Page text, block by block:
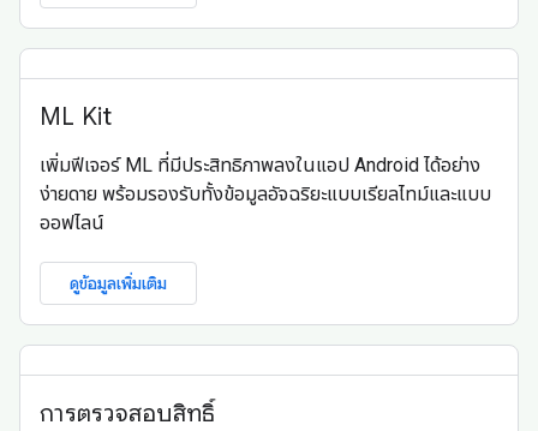
ML Kit
เพิ่มฟีเจอร์ ML ที่มีประสิทธิภาพลงในแอป Android ได้อย่าง
ง่ายดาย พร้อมรองรับทั้งข้อมูลอัจฉริยะแบบเรียลไทม์และแบบ
ออฟไลน์
ดูข้อมูลเพิ่มเติม
การตรวจสอบสิทธิ์